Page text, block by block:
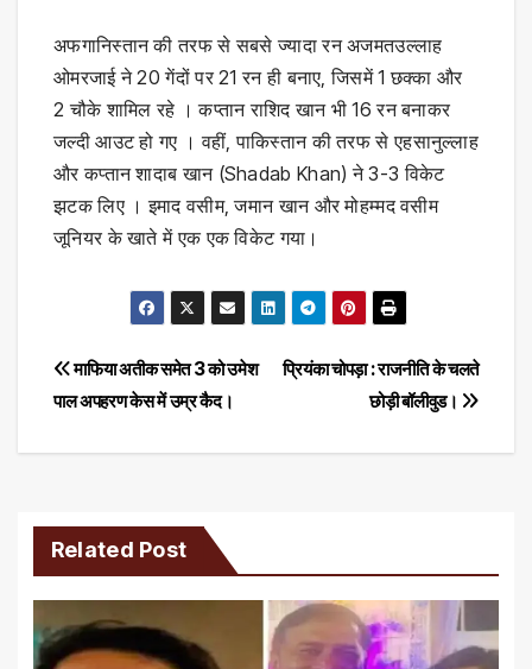
अफगानिस्तान की तरफ से सबसे ज्यादा रन अजमतउल्लाह
ओमरजाई ने 20 गेंदों पर 21 रन ही बनाए, जिसमें 1 छक्का और
2 चौके शामिल रहे । कप्तान राशिद खान भी 16 रन बनाकर
जल्दी आउट हो गए । वहीं, पाकिस्तान की तरफ से एहसानुल्लाह
और कप्तान शादाब खान (Shadab Khan) ने 3-3 विकेट
झटक लिए । इमाद वसीम, जमान खान और मोहम्मद वसीम
जूनियर के खाते में एक एक विकेट गया।
Post
navigation
प्रियंका चोपड़ा : राजनीति के चलते
छोड़ी बॉलीवुड।
माफिया अतीक समेत 3 को उमेश
पाल अपहरण केस में उम्र कैद।
Related Post